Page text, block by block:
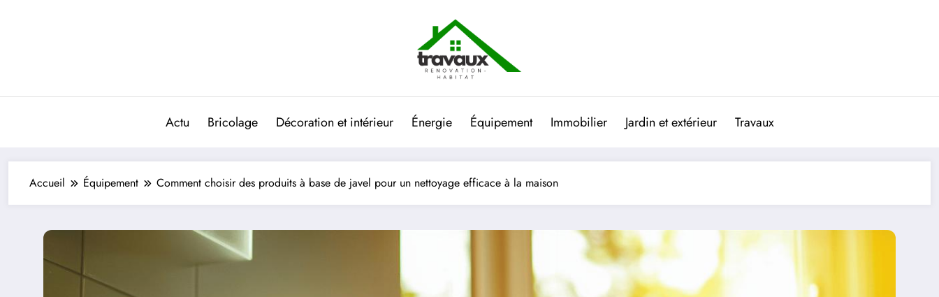
Actu Bricolage Décoration et intérieur Énergie Équipement Immobilier Jardin et extérieur Travaux
Accueil Équipement Comment choisir des produits à base de javel pour un nettoyage efficace à la maison